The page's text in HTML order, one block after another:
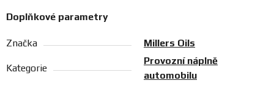
Doplňkové parametry
Značka Millers Oils
Kategorie
Provozní náplně
automobilu